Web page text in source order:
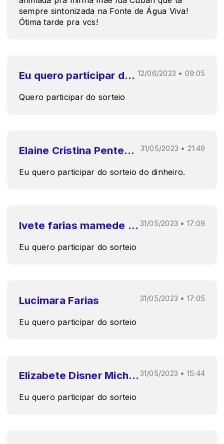
sempre sintonizada na Fonte de Água Viva!
Ótima tarde pra vcs!
Eu quero participar do sorteio 12/06/2023 • 09:05
Quero participar do sorteio
Elaine Cristina Penteado koliski 31/05/2023 • 21:49
Eu quero participar do sorteio do dinheiro.
Ivete farias mamede da silva 31/05/2023 • 17:09
Eu quero participar do sorteio
Lucimara Farias 31/05/2023 • 17:05
Eu quero participar do sorteio
Elizabete Disner Michaki 31/05/2023 • 15:44
Eu quero participar do sorteio